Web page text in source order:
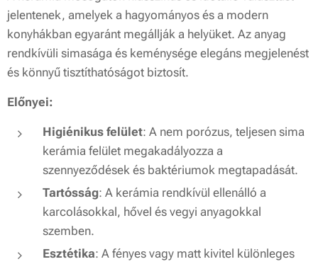
jelentenek, amelyek a hagyományos és a modern
konyhákban egyaránt megállják a helyüket. Az anyag
rendkívüli simasága és keménysége elegáns megjelenést
és könnyű tisztíthatóságot biztosít.
Előnyei:
Higiénikus felület: A nem porózus, teljesen sima
kerámia felület megakadályozza a
szennyeződések és baktériumok megtapadását.
Tartósság: A kerámia rendkívül ellenálló a
karcolásokkal, hővel és vegyi anyagokkal
szemben.
Esztétika: A fényes vagy matt kivitel különleges